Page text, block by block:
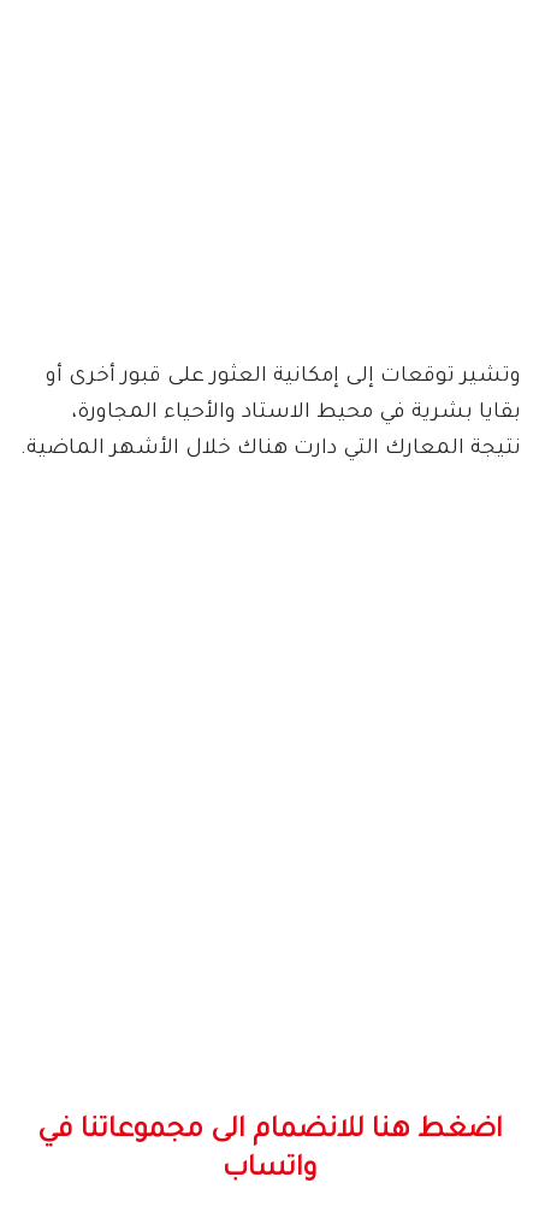
وتشير توقعات إلى إمكانية العثور على قبور أخرى أو
بقايا بشرية في محيط الاستاد والأحياء المجاورة،
نتيجة المعارك التي دارت هناك خلال الأشهر الماضية.
اضغط هنا للانضمام الى مجموعاتنا في
واتساب